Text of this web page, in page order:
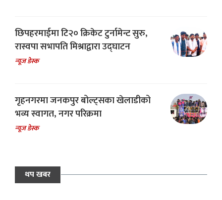
छिपहरमाईमा टि२० क्रिकेट टुर्नामेन्ट सुरु,
रास्वपा सभापति मिश्राद्वारा उद्घाटन
न्यूज डेस्क
गृहनगरमा जनकपुर बोल्ट्सका खेलाडीको
भव्य स्वागत, नगर परिक्रमा
न्यूज डेस्क
थप खबर